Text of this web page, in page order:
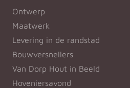
Ontwerp
Maatwerk
Levering in de randstad
Bouwversnellers
Van Dorp Hout in Beeld
Hoveniersavond